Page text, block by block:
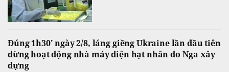
Đúng 1h30' ngày 2/8, láng giềng Ukraine lần đầu tiên
dừng hoạt động nhà máy điện hạt nhân do Nga xây
dựng